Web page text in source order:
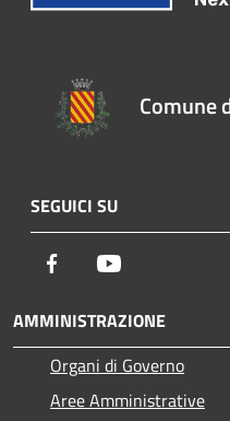
Comune
SEGUICI SU
Facebook
AMMINISTRAZIONE
Organi di Governo
Aree Amministrative